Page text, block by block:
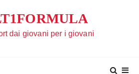
dai giovani per i giovani